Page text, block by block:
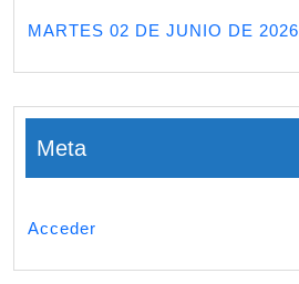
MARTES 02 DE JUNIO DE 2026
Meta
Acceder